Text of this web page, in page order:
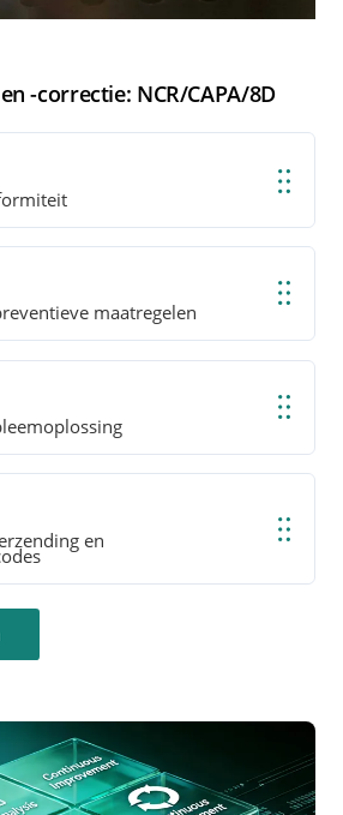
-correctie: NCR/CAPA/8D
maatregelen
en